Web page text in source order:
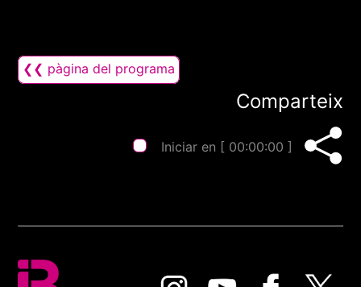
❮❮ pàgina del programa
Comparteix
Iniciar en [ 00:00:00 ]